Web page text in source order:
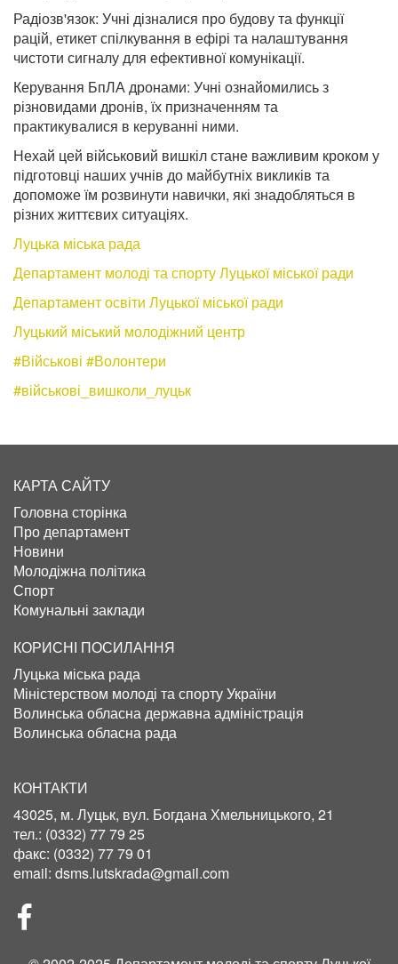
Радіозв'язок: Учні дізналися про будову та функції
рацій, етикет спілкування в ефірі та налаштування
чистоти сигналу для ефективної комунікації.
Керування БпЛА дронами: Учні ознайомились з
різновидами дронів, їх призначенням та
практикувалися в керуванні ними.
Нехай цей військовий вишкіл стане важливим кроком у
підготовці наших учнів до майбутніх викликів та
допоможе їм розвинути навички, які знадобляться в
різних життєвих ситуаціях.
Луцька міська рада
Департамент молоді та спорту Луцької міської ради
Департамент освіти Луцької міської ради
Луцький міський молодіжний центр
#Військові #Волонтери
#військові_вишколи_луцьк
КАРТА САЙТУ
Головна сторінка
Про департамент
Новини
Молодіжна політика
Спорт
Комунальні заклади
КОРИСНІ ПОСИЛАННЯ
Луцька міська рада
Міністерством молоді та спорту України
Волинська обласна державна адміністрація
Волинська обласна рада
КОНТАКТИ
43025, м. Луцьк, вул. Богдана Хмельницького, 21
тел.: (0332) 77 79 25
факс: (0332) 77 79 01
email: dsms.lutskrada@gmail.com
СОЦІЛЬНІ
МЕРЕЖІ